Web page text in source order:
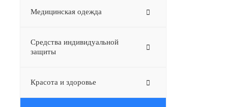
Медицинская одежда
Средства индивидуальной
защиты
Красота и здоровье